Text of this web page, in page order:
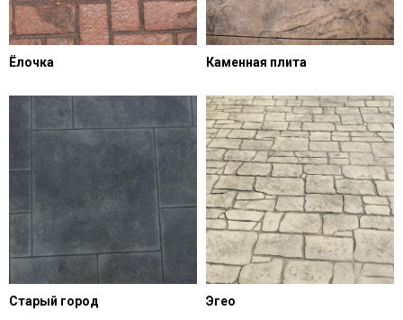
Ёлочка Каменная плита
Старый город Эгео